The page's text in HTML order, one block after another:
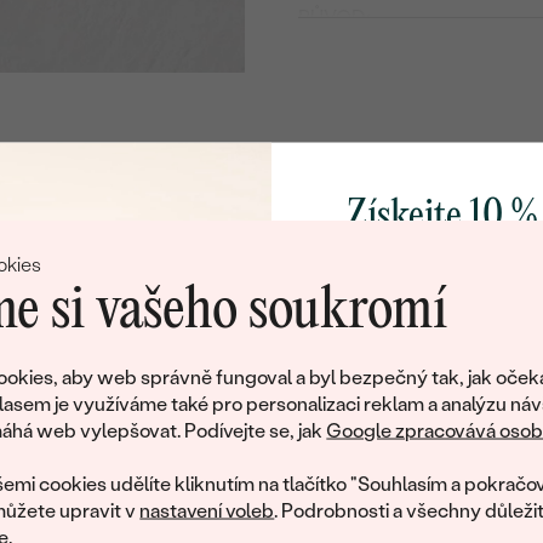
si vašeho soukromí
aby web správně fungoval a byl bezpečný tak, jak
je využíváme také pro personalizaci reklam a analýzu
web vylepšovat. Podívejte se, jak Google zpracovává
cookies udělíte kliknutím na tlačítko "Souhlasím a
upravit v nastavení voleb. Podrobnosti a všechny
.
TVAR:
Litujeme, ale tento šperk si už své majitele našel
množství podobných produktů. Pokud chcete být
šperku, zanechte nám svůj e-mail.
Získejte 10
poctivě vyráběných
Jako dárek na
zašleme slevový kód